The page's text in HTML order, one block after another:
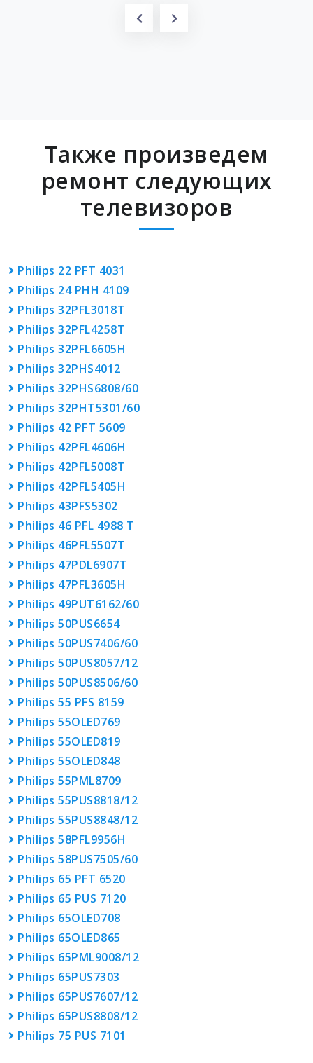
Также произведем
ремонт следующих
телевизоров
Philips 22 PFT 4031
Philips 24 PHH 4109
Philips 32PFL3018T
Philips 32PFL4258T
Philips 32PFL6605H
Philips 32PHS4012
Philips 32PHS6808/60
Philips 32PHT5301/60
Philips 42 PFT 5609
Philips 42PFL4606H
Philips 42PFL5008T
Philips 42PFL5405H
Philips 43PFS5302
Philips 46 PFL 4988 T
Philips 46PFL5507T
Philips 47PDL6907T
Philips 47PFL3605H
Philips 49PUT6162/60
Philips 50PUS6654
Philips 50PUS7406/60
Philips 50PUS8057/12
Philips 50PUS8506/60
Philips 55 PFS 8159
Philips 55OLED769
Philips 55OLED819
Philips 55OLED848
Philips 55PML8709
Philips 55PUS8818/12
Philips 55PUS8848/12
Philips 58PFL9956H
Philips 58PUS7505/60
Philips 65 PFT 6520
Philips 65 PUS 7120
Philips 65OLED708
Philips 65OLED865
Philips 65PML9008/12
Philips 65PUS7303
Philips 65PUS7607/12
Philips 65PUS8808/12
Philips 75 PUS 7101